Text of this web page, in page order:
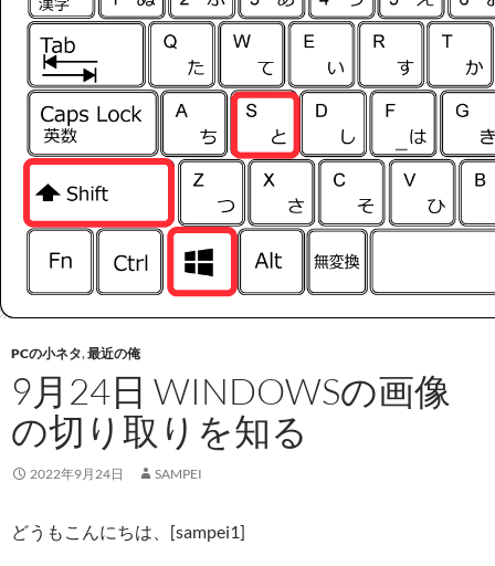
PCの小ネタ,最近の俺
9月24日 WINDOWSの画像
の切り取りを知る
2022年9月24日 SAMPEI
どうもこんにちは、[sampei1]